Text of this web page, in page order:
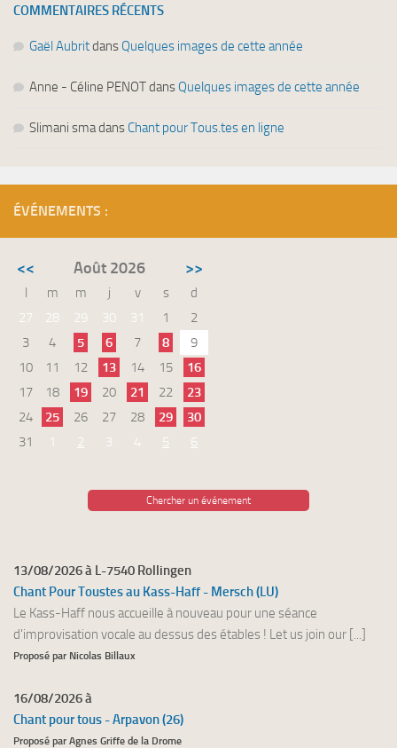
COMMENTAIRES RÉCENTS
Gaël Aubritdans Quelques images de cette année
Anne - Céline PENOTdans Quelques images de cette année
Slimani smadans Chant pour Tous.tes en ligne
ÉVÉNEMENTS :
<< Août 2026 >>
l m m j v s
d
27
28 29 30 31 1
2
3
4 5 6 7 8
9
10
11 12 13 14 15
16
17
18 19 20 21 22
23
24
25 26 27 28 29
30
31
1 2 3 4 5 6
Chercher un événement
13/08/2026 à L-7540 Rollingen
Chant Pour Toustes au Kass-Haff - Mersch (LU)
Le Kass-Haff nous accueille à nouveau pour une séance
d'improvisation vocale au dessus des étables ! Let us join our [...]
Proposé par Nicolas Billaux
16/08/2026 à
Chant pour tous - Arpavon (26)
Proposé par Agnes Griffe de la Drome